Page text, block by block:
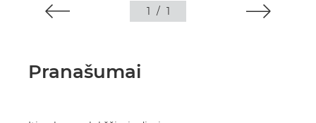
1 / 1
Pranašumai